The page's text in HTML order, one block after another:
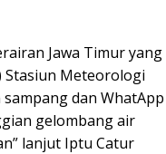
Jawa Timur yang
Stasiun Meteorologi
dan WhatApp
gelombang air
lanjut Iptu Catur